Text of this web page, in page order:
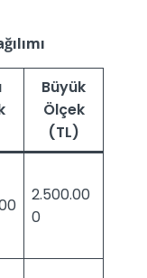
Büyük
Ölçek
(TL)
2.500.00
0